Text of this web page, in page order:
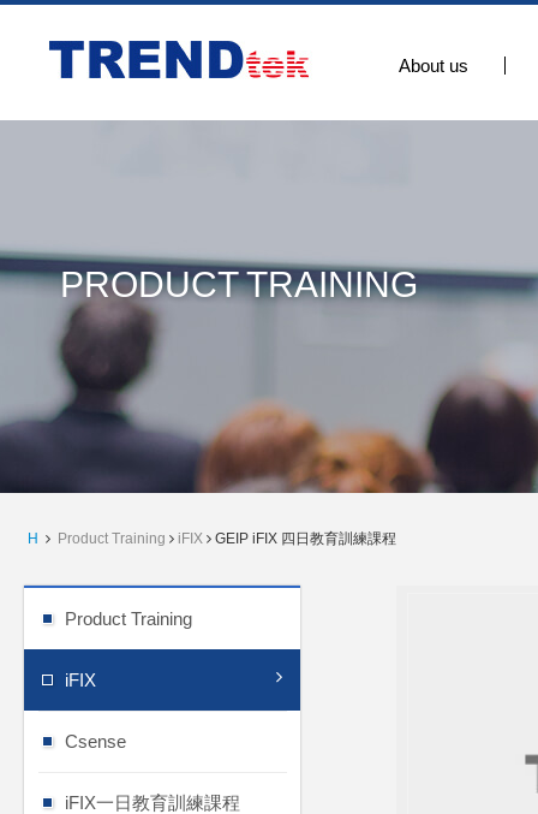
About us
PRODUCT TRAINING
H Product Training iFIX GEIP iFIX 四日教育訓練課程
Product Training
iFIX
Csense
iFIX一日教育訓練課程